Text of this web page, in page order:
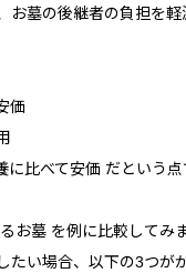
お墓の後継者の負担を
価
比べて安価 だという点
お墓 を例に比較してみま
たい場合、以下の3つが